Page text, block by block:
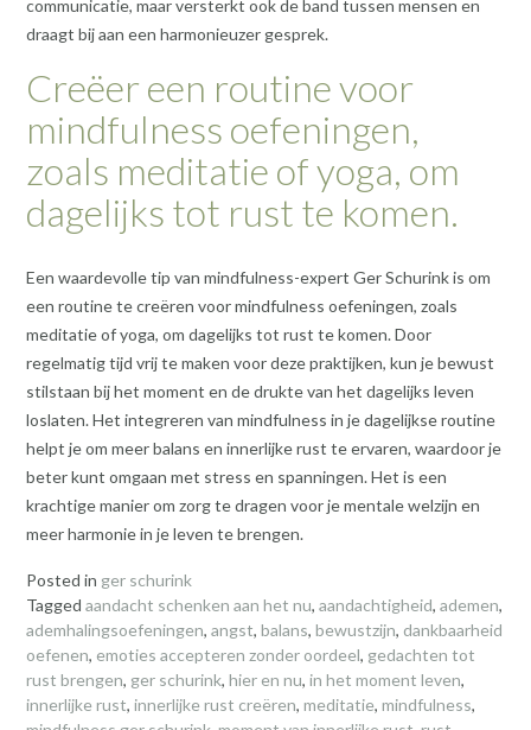
communicatie, maar versterkt ook de band tussen mensen en
draagt bij aan een harmonieuzer gesprek.
Creëer een routine voor
mindfulness oefeningen,
zoals meditatie of yoga, om
dagelijks tot rust te komen.
Een waardevolle tip van mindfulness-expert Ger Schurink is om
een routine te creëren voor mindfulness oefeningen, zoals
meditatie of yoga, om dagelijks tot rust te komen. Door
regelmatig tijd vrij te maken voor deze praktijken, kun je bewust
stilstaan bij het moment en de drukte van het dagelijks leven
loslaten. Het integreren van mindfulness in je dagelijkse routine
helpt je om meer balans en innerlijke rust te ervaren, waardoor je
beter kunt omgaan met stress en spanningen. Het is een
krachtige manier om zorg te dragen voor je mentale welzijn en
meer harmonie in je leven te brengen.
Posted in ger schurink
Tagged aandacht schenken aan het nu, aandachtigheid, ademen,
ademhalingsoefeningen, angst, balans, bewustzijn, dankbaarheid
oefenen, emoties accepteren zonder oordeel, gedachten tot
rust brengen, ger schurink, hier en nu, in het moment leven,
innerlijke rust, innerlijke rust creëren, meditatie, mindfulness,